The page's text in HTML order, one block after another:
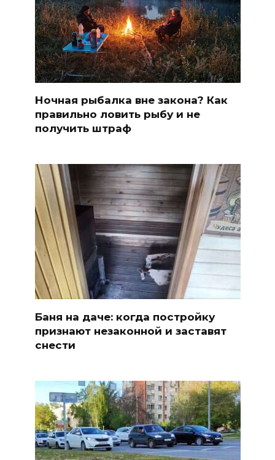
Ночная рыбалка вне закона? Как
правильно ловить рыбу и не
получить штраф
Баня на даче: когда постройку
признают незаконной и заставят
снести